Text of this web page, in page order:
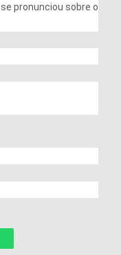
pronunciou sobre o